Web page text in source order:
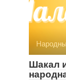
Шакал